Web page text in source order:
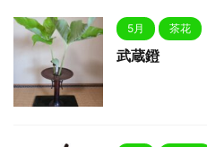
5月 茶花
武蔵鐙